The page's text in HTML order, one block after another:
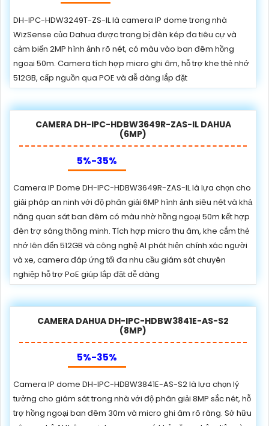
DH-IPC-HDW3249T-ZS-IL là camera IP dome trong nhà
WizSense của Dahua được trang bị đèn kép đa tiêu cự và
cảm biến 2MP hình ảnh rõ nét, có màu vào ban đêm hồng
ngoại 50m. Camera tích hợp micro ghi âm, hỗ trợ khe thẻ nhớ
512GB, cấp nguồn qua POE và dễ dàng lắp đặt
CAMERA DH-IPC-HDBW3649R-ZAS-IL DAHUA
(6MP)
5%-35%
Camera IP Dome DH-IPC-HDBW3649R-ZAS-IL là lựa chọn cho
giải pháp an ninh với độ phân giải 6MP hình ảnh siêu nét và khả
năng quan sát ban đêm có màu nhờ hồng ngoại 50m kết hợp
đèn trợ sáng thông minh. Tích hợp micro thu âm, khe cắm thẻ
nhớ lên đến 512GB và công nghệ AI phát hiện chính xác người
và xe, camera đáp ứng tối đa nhu cầu giám sát chuyên
nghiệp hỗ trợ PoE giúp lắp đặt dễ dàng
CAMERA DAHUA DH-IPC-HDBW3841E-AS-S2
(8MP)
5%-35%
Camera IP dome DH-IPC-HDBW3841E-AS-S2 là lựa chọn lý
tưởng cho giám sát trong nhà với độ phân giải 8MP sắc nét, hỗ
trợ hồng ngoại ban đêm 30m và micro ghi âm rõ ràng. Sở hữu